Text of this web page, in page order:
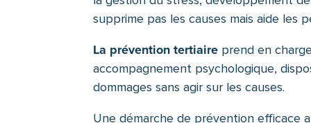
supprime pas les causes mais aide les
La prévention tertiaire prend en
accompagnement psychologique,
dommages sans agir sur les causes.
Une démarche de prévention efficace